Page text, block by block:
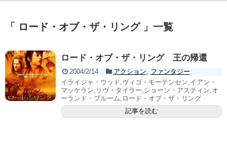
「 ロード・オブ・ザ・リング 」一覧
ロード・オブ・ザ・リング 王の帰還
2004/2/14 アクション
ファンタジー
イライジャ・ウッド,ヴィゴ・モーテンセン,イアン・
マッケラン,リヴ・タイラー,ショーン・アスティン,オ
ーランド・ブルーム,ロード・オブ・ザ・リング
記事を読む